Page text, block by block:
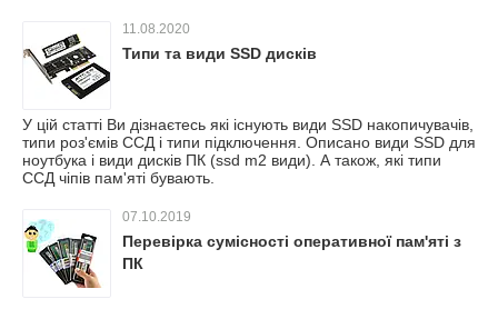
11.08.2020
Типи та види SSD дисків
У цій статті Ви дізнаєтесь які існують види SSD накопичувачів,
типи роз'ємів ССД і типи підключення. Описано види SSD для
ноутбука і види дисків ПК (ssd m2 види). А також, які типи
ССД чіпів пам'яті бувають.
07.10.2019
Перевірка сумісності оперативної пам'яті з
ПК